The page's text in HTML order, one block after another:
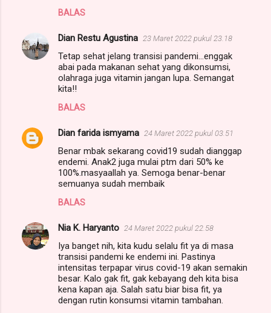
BALAS
Dian Restu Agustina 23 Maret 2022 pukul 23.18
Tetap sehat jelang transisi pandemi...enggak
abai pada makanan sehat yang dikonsumsi,
olahraga juga vitamin jangan lupa. Semangat
kita!!
BALAS
Dian farida ismyama 24 Maret 2022 pukul 03.51
Benar mbak sekarang covid19 sudah dianggap
endemi. Anak2 juga mulai ptm dari 50% ke
100%.masyaallah ya. Semoga benar-benar
semuanya sudah membaik
BALAS
Nia K. Haryanto 24 Maret 2022 pukul 22.58
Iya banget nih, kita kudu selalu fit ya di masa
transisi pandemi ke endemi ini. Pastinya
intensitas terpapar virus covid-19 akan semakin
besar. Kalo gak fit, gak kebayang deh kita bisa
kena kapan aja. Salah satu biar bisa fit, ya
dengan rutin konsumsi vitamin tambahan.